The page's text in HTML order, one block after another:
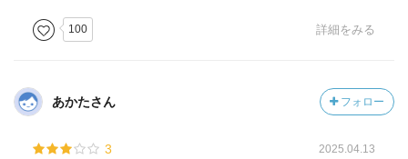
もっと、出来たことを認めて褒めてあげていいのに
つい、もっと厳しくしたら上のレベルにいけるのでは
まだやれる！社会は厳しいし、甘えてられない！
など自分にも子供にも、求めすぎる傾向が強い
モチベーションを内部から活性できる人に
100 詳細をみる
あかたさん フォロー
3 2025.04.13